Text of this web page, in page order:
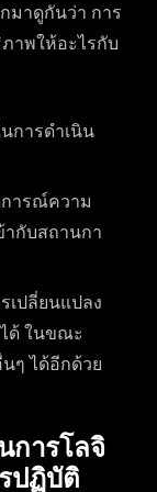
มาดูกันว่า การ
าพให้อะไรกับ
การดำเนิน
การณ์ความ
ากับสถานกา
เปลี่ยนแปลง
ด้ ในขณะ
ๆ ได้อีกด้วย
การโลจิ
ปฏิบัติ